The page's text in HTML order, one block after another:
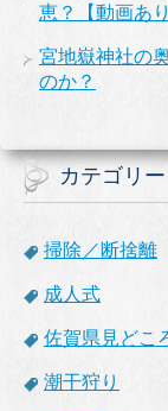
恵？【動画あり
宮地嶽神社の
のか？
カテゴリー
掃除／断捨離
成人式
佐賀県見どこ
潮干狩り